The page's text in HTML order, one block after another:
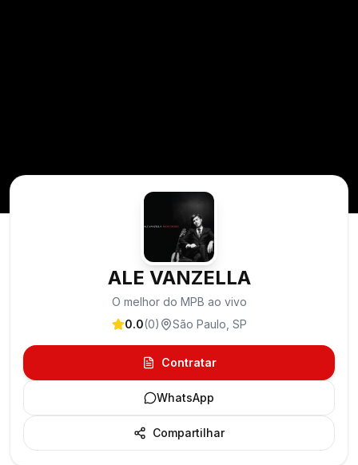
ALE VANZELLA
O melhor do MPB ao vivo
0.0(0) São Paulo SP
Contratar
WhatsApp
Compartilhar